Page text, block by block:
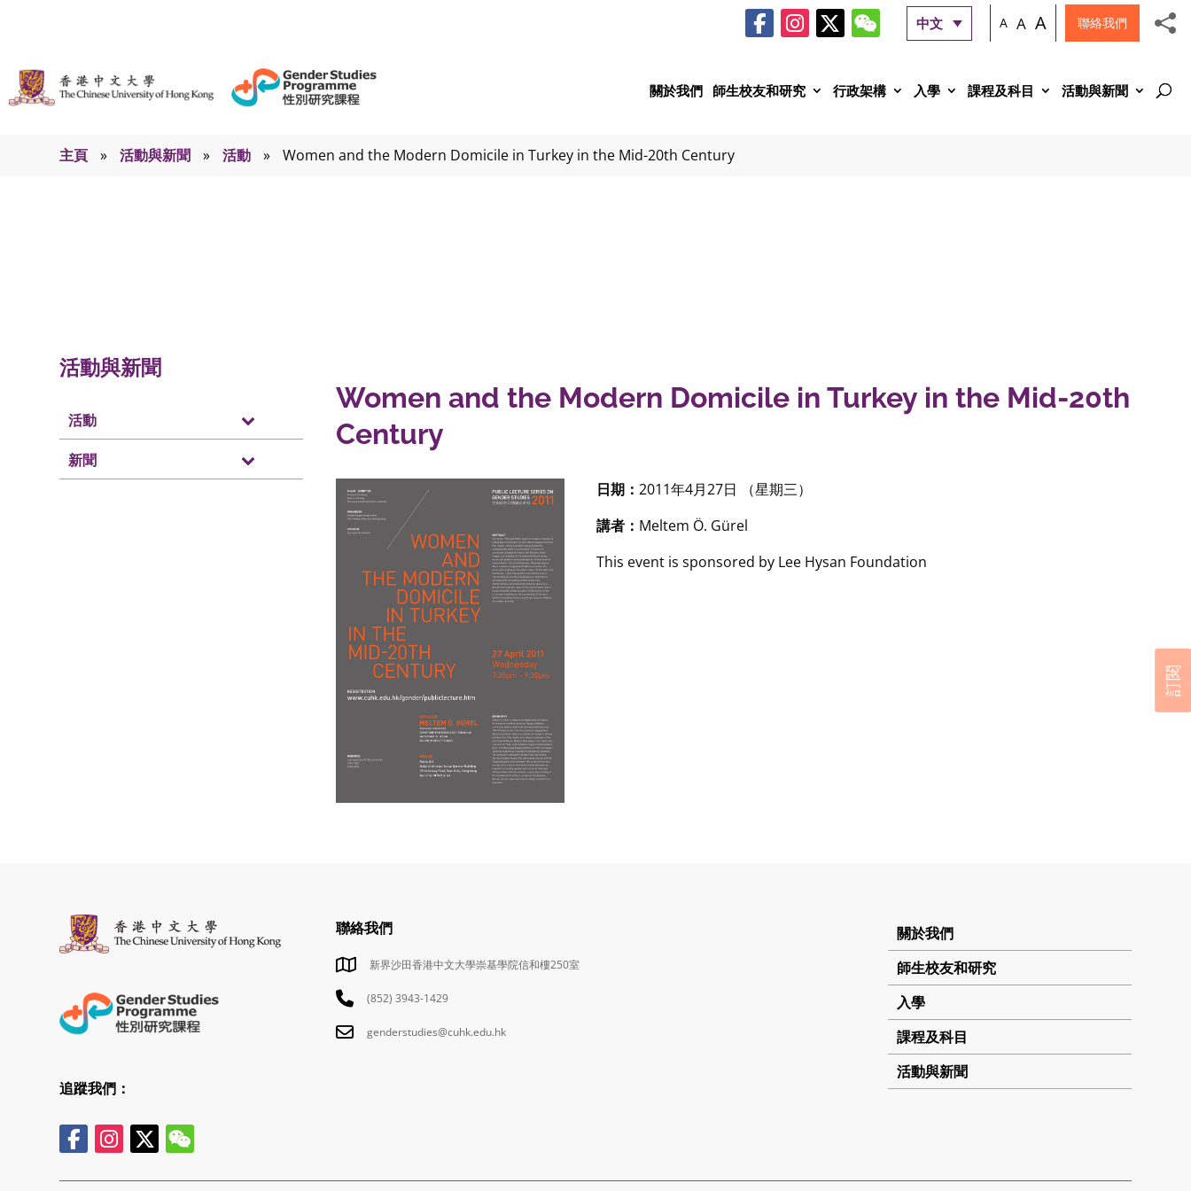
中文 A A A 聯絡我們
關於我們 師生校友和研究 行政架構 入學 課程及科目 活動與新聞
主頁 » 活動與新聞 » 活動 » Women and the Modern Domicile in Turkey in the Mid-20th Century
活動與新聞
活動
新聞
Women and the Modern Domicile in Turkey in the Mid-20th
Century
日期：2011年4月27日 （星期三）
講者： Meltem Ö. Gürel
This event is sponsored by Lee Hysan Foundation
追蹤我們：
聯絡我們
新界沙田香港中文大學崇基學院信和樓250室
(852) 3943-1429
genderstudies@cuhk.edu.hk
關於我們
師生校友和研究
入學
課程及科目
活動與新聞
訂閱